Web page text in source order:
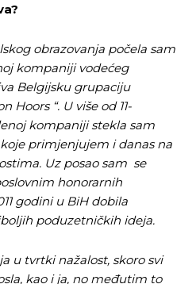
obrazovanja počela sam
kompaniji vodećeg
Belgijsku grupaciju
Hoors “. U više od 11-
kompaniji stekla sam
primjenjujem i danas na
Uz posao sam se
honorarnih
godini u BiH dobila
poduzetničkih ideja.
u tvrtki nažalost, skoro svi
kao i ja, no međutim to